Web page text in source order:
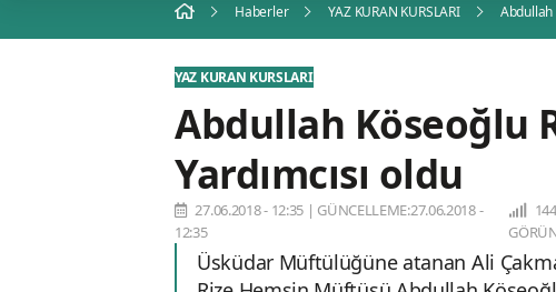
Haberler YAZ KURAN KURSLARI Abdullah
YAZ KURAN KURSLARI
Abdullah Köseoğlu
Yardımcısı oldu
27.06.2018 - 12:35 | GÜNCELLEME:27.06.2018 -
12:35
Üsküdar Müftülüğüne atanan Ali